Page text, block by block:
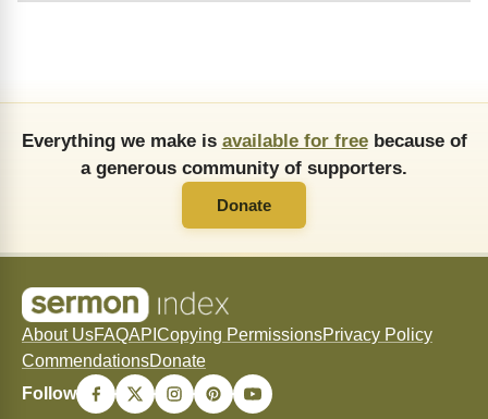
Everything we make is available for freebecause of
a generous community of supporters.
Donate
About UsFAQAPI Copying PermissionsPrivacy Policy
CommendationsDonate
Follow